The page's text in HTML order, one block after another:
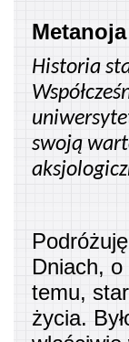
Historia
swoją
Dniach, o
temu,
życia.